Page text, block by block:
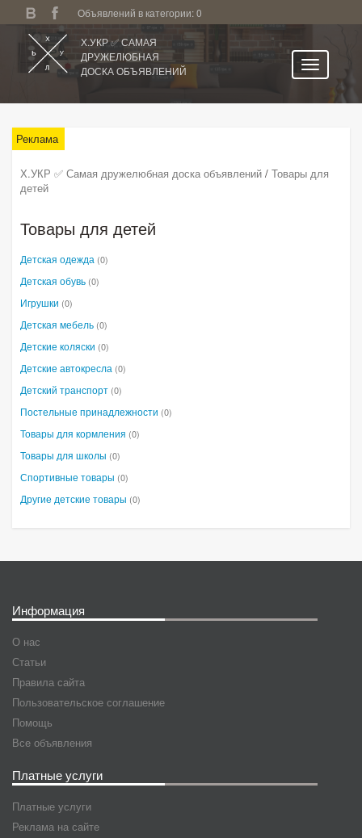
Объявлений в категории: 0
Х.УКР ✅ САМАЯ
ДРУЖЕЛЮБНАЯ
ДОСКА ОБЪЯВЛЕНИЙ
Токмак
Избранное
Поиск по сайту
Реклама
Х.УКР ✅ Самая дружелюбная доска объявлений / Товары для
детей
Товары для детей
Детская одежда (0)
Детская обувь (0)
Игрушки (0)
Детская мебель (0)
Детские коляски (0)
Детские автокресла (0)
Детский транспорт (0)
Постельные принадлежности (0)
Товары для кормления (0)
Товары для школы (0)
Спортивные товары (0)
Другие детские товары (0)
Информация
О нас
Статьи
Правила сайта
Пользовательское соглашение
Помощь
Все объявления
Платные услуги
Платные услуги
Реклама на сайте